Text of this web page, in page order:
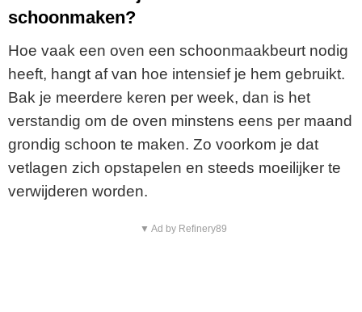
schoonmaken?
Hoe vaak een oven een schoonmaakbeurt nodig
heeft, hangt af van hoe intensief je hem gebruikt.
Bak je meerdere keren per week, dan is het
verstandig om de oven minstens eens per maand
grondig schoon te maken. Zo voorkom je dat
vetlagen zich opstapelen en steeds moeilijker te
verwijderen worden.
▼ Ad by Refinery89